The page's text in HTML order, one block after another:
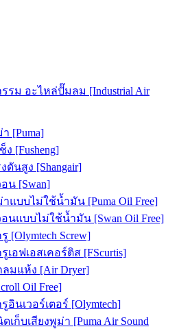
รม อะไหล่ปั๊มลม [Industrial Air
[Puma]
[Fusheng]
ดันสูง [Shangair]
น [Swan]
แบบไม่ใช้น้ำมัน [Puma Oil Free]
นแบบไม่ใช้น้ำมัน [Swan Oil Free]
[Olymtech Screw]
อฟเอสเคอร์ติส [FScurtis]
ลมแห้ง [Air Dryer]
Oil Free]
อินเวอร์เตอร์ [Olymtech]
ก็บเสียงพูม่า [Puma Air Sound